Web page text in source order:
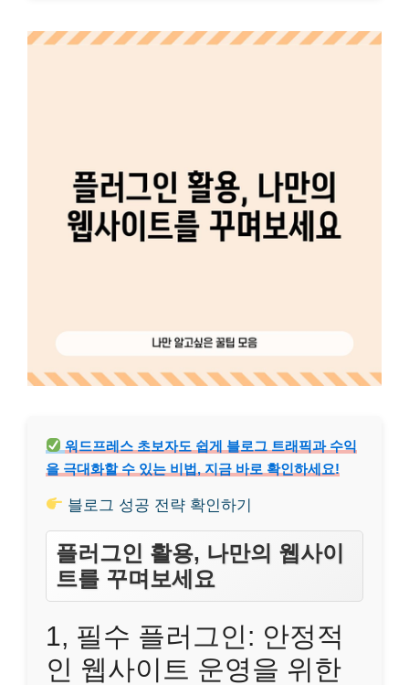
워드프레스 초보자도 쉽게 블로그 트래픽과 수익
을 극대화할 수 있는 비법, 지금 바로 확인하세요!
블로그 성공 전략 확인하기
플러그인 활용, 나만의 웹사이
트를 꾸며보세요
1, 필수 플러그인: 안정적
인 웹사이트 운영을 위한